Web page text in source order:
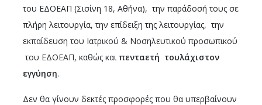
του ΕΔΟΕΑΠ (Σισίνη 18, Αθήνα), την παράδοσή τους σε
πλήρη λειτουργία, την επίδειξη της λειτουργίας, την
εκπαίδευση του Ιατρικού & Νοσηλευτικού προσωπικού
του ΕΔΟΕΑΠ, καθώς και πενταετή τουλάχιστον
εγγύηση.
Δεν θα γίνουν δεκτές προσφορές που θα υπερβαίνουν